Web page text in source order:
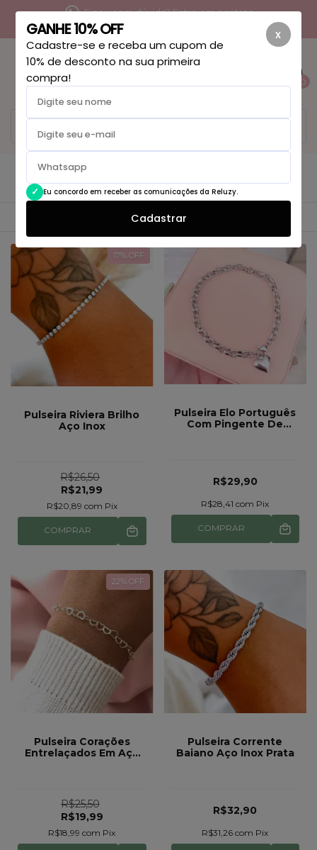
Ficou com dúvida? Entre em contato
0
Pulseiras Aço inox
Início Pulseiras Aço inox
17% OFF
Pulseira Riviera Brilho
Aço Inox
R$26,50
R$21,99
R$20,89 com Pix
COMPRAR
Pulseira Elo Português
Com Pingente De
R$29,90
R$28,41com Pix
COMPRAR
22% OFF
Pulseira Corações
Entrelaçados Em Aço
R$25,50
R$19,99
R$18,99com Pix
Pulseira Corrente
Baiano Aço Inox Prata
R$32,90
R$31,26com Pix
x
GANHE 10% OFF
Cadastre-se e receba um cupom de
10% de desconto na sua primeira
compra!
Eu concordo em receber as comunicações da Reluzy.
Cadastrar